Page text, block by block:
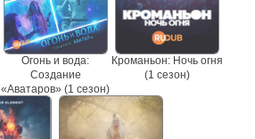
Огонь и вода:
Создание
«Аватаров» (1 сезон)
Кроманьон: Ночь огня
(1 сезон)